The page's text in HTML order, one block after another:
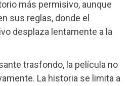
más permisivo, aunque
sus reglas, donde el
desplaza lentamente a la
trasfondo, la película no
La historia se limita a